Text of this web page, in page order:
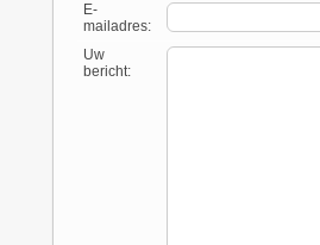
E-
mailadres:
Uw
bericht: